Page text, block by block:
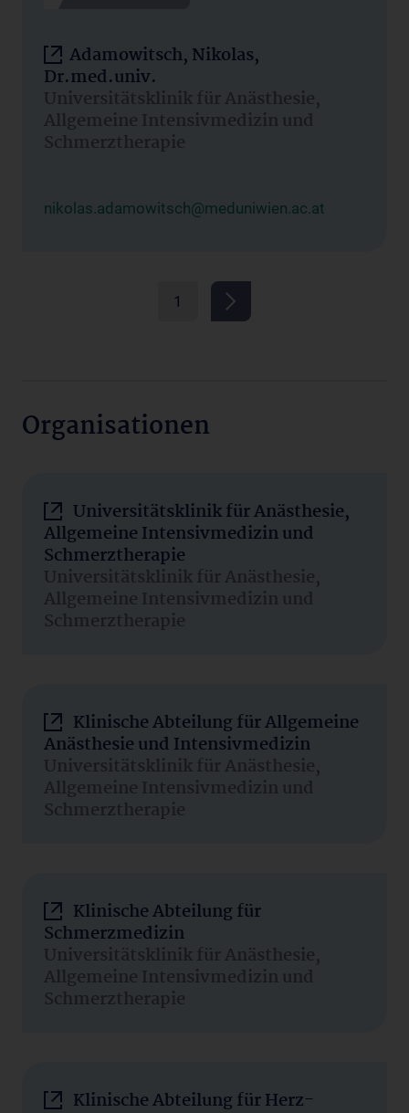
Adamowitsch, Nikolas,
Dr.med.univ.
Universitätsklinik für Anästhesie,
Allgemeine Intensivmedizin und
Schmerztherapie
nikolas.adamowitsch@meduniwien.ac.at
1
Organisationen
Universitätsklinik für Anästhesie,
Allgemeine Intensivmedizin und
Schmerztherapie
Universitätsklinik für Anästhesie,
Allgemeine Intensivmedizin und
Schmerztherapie
Klinische Abteilung für Allgemeine
Anästhesie und Intensivmedizin
Universitätsklinik für Anästhesie,
Allgemeine Intensivmedizin und
Schmerztherapie
Klinische Abteilung für
Schmerzmedizin
Universitätsklinik für Anästhesie,
Allgemeine Intensivmedizin und
Schmerztherapie
Klinische Abteilung für Herz-